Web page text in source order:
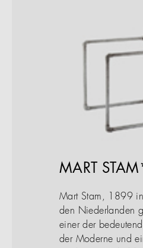
MART
Mart Stam, 1899 in
den Niederlanden
einer der
der Moderne und